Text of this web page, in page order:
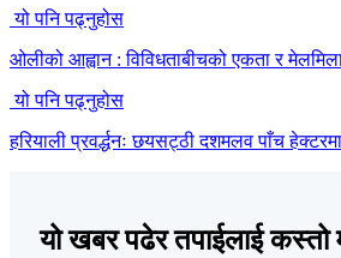
यो पनि पढ्नुहोस
ओलीको आह्वान : विविधताबीचको एकता र
यो पनि पढ्नुहोस
हरियाली प्रवर्द्धनः छयसट्ठी दशमलव पाँच
यो खबर पढेर तपाईलाई